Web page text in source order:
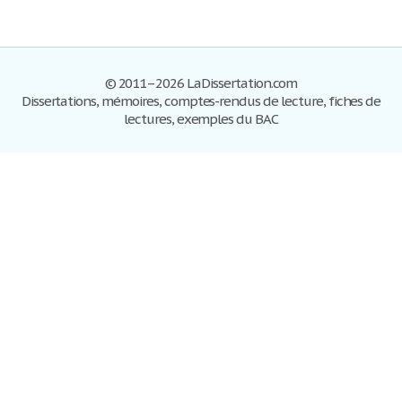
© 2011–2026 LaDissertation.com
Dissertations, mémoires, comptes-rendus de lecture, fiches de
lectures, exemples du BAC